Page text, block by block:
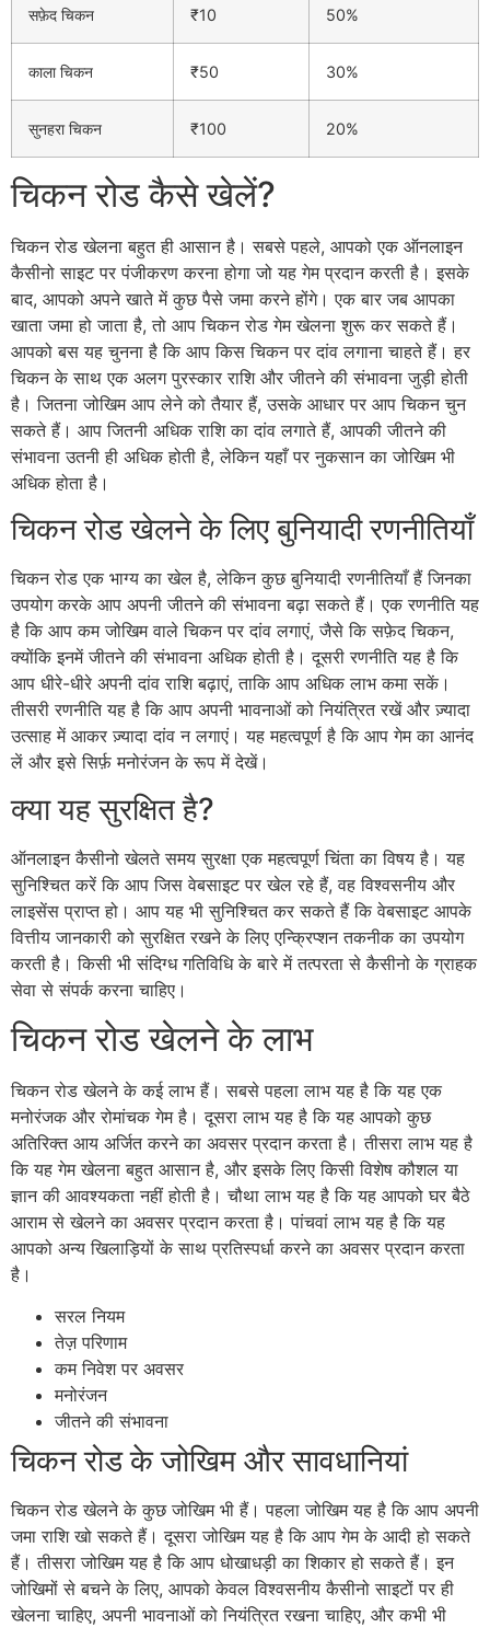
सफ़ेद चिकन ₹10 50%
काला चिकन ₹50 30%
सुनहरा चिकन ₹100 20%
चिकन रोड कैसे खेलें?
चिकन रोड खेलना बहुत ही आसान है। सबसे पहले, आपको एक ऑनलाइन
कैसीनो साइट पर पंजीकरण करना होगा जो यह गेम प्रदान करती है। इसके
बाद, आपको अपने खाते में कुछ पैसे जमा करने होंगे। एक बार जब आपका
खाता जमा हो जाता है, तो आप चिकन रोड गेम खेलना शुरू कर सकते हैं।
आपको बस यह चुनना है कि आप किस चिकन पर दांव लगाना चाहते हैं। हर
चिकन के साथ एक अलग पुरस्कार राशि और जीतने की संभावना जुड़ी होती
है। जितना जोखिम आप लेने को तैयार हैं, उसके आधार पर आप चिकन चुन
सकते हैं। आप जितनी अधिक राशि का दांव लगाते हैं, आपकी जीतने की
संभावना उतनी ही अधिक होती है, लेकिन यहाँ पर नुकसान का जोखिम भी
अधिक होता है।
चिकन रोड खेलने के लिए बुनियादी रणनीतियाँ
चिकन रोड एक भाग्य का खेल है, लेकिन कुछ बुनियादी रणनीतियाँ हैं जिनका
उपयोग करके आप अपनी जीतने की संभावना बढ़ा सकते हैं। एक रणनीति यह
है कि आप कम जोखिम वाले चिकन पर दांव लगाएं, जैसे कि सफ़ेद चिकन,
क्योंकि इनमें जीतने की संभावना अधिक होती है। दूसरी रणनीति यह है कि
आप धीरे-धीरे अपनी दांव राशि बढ़ाएं, ताकि आप अधिक लाभ कमा सकें।
तीसरी रणनीति यह है कि आप अपनी भावनाओं को नियंत्रित रखें और ज़्यादा
उत्साह में आकर ज़्यादा दांव न लगाएं। यह महत्वपूर्ण है कि आप गेम का आनंद
लें और इसे सिर्फ़ मनोरंजन के रूप में देखें।
क्या यह सुरक्षित है?
ऑनलाइन कैसीनो खेलते समय सुरक्षा एक महत्वपूर्ण चिंता का विषय है। यह
सुनिश्चित करें कि आप जिस वेबसाइट पर खेल रहे हैं, वह विश्वसनीय और
लाइसेंस प्राप्त हो। आप यह भी सुनिश्चित कर सकते हैं कि वेबसाइट आपके
वित्तीय जानकारी को सुरक्षित रखने के लिए एन्क्रिप्शन तकनीक का उपयोग
करती है। किसी भी संदिग्ध गतिविधि के बारे में तत्परता से कैसीनो के ग्राहक
सेवा से संपर्क करना चाहिए।
चिकन रोड खेलने के लाभ
चिकन रोड खेलने के कई लाभ हैं। सबसे पहला लाभ यह है कि यह एक
मनोरंजक और रोमांचक गेम है। दूसरा लाभ यह है कि यह आपको कुछ
अतिरिक्त आय अर्जित करने का अवसर प्रदान करता है। तीसरा लाभ यह है
कि यह गेम खेलना बहुत आसान है, और इसके लिए किसी विशेष कौशल या
ज्ञान की आवश्यकता नहीं होती है। चौथा लाभ यह है कि यह आपको घर बैठे
आराम से खेलने का अवसर प्रदान करता है। पांचवां लाभ यह है कि यह
आपको अन्य खिलाड़ियों के साथ प्रतिस्पर्धा करने का अवसर प्रदान करता
है।
सरल नियम
तेज़ परिणाम
कम निवेश पर अवसर
मनोरंजन
जीतने की संभावना
चिकन रोड के जोखिम और सावधानियां
चिकन रोड खेलने के कुछ जोखिम भी हैं। पहला जोखिम यह है कि आप अपनी
जमा राशि खो सकते हैं। दूसरा जोखिम यह है कि आप गेम के आदी हो सकते
हैं। तीसरा जोखिम यह है कि आप धोखाधड़ी का शिकार हो सकते हैं। इन
जोखिमों से बचने के लिए, आपको केवल विश्वसनीय कैसीनो साइटों पर ही
खेलना चाहिए, अपनी भावनाओं को नियंत्रित रखना चाहिए, और कभी भी